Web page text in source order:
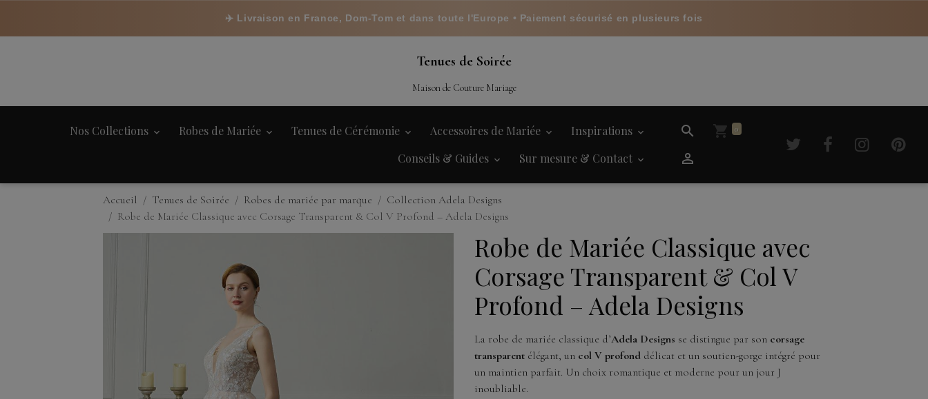
✈️ Livraison en France, Dom-Tom et dans toute l'Europe • Paiement sécurisé en plusieurs fois
Tenues de Soirée
Maison de Couture Mariage
Nos Collections Robes de Mariée Tenues de Cérémonie Accessoires de Mariée
Inspirations
Conseils & Guides
Sur mesure & Contact
0
Accueil Tenues de Soirée Robes de mariée par marque
Collection Adela Designs
Robe de Mariée Classique avec Corsage Transparent & Col V Profond – Adela Designs
Robe de Mariée Classique avec
Corsage Transparent & Col V
Profond – Adela Designs
La robe de mariée classique d’Adela Designs se distingue par son corsage
transparent élégant, un col V profond délicat et un soutien-gorge intégré pour
un maintien parfait. Un choix romantique et moderne pour un jour J
inoubliable.